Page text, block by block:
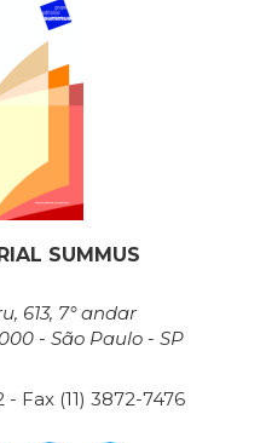
SUMMUS
613, 7° andar
- São Paulo - SP
- Fax (11) 3872-7476